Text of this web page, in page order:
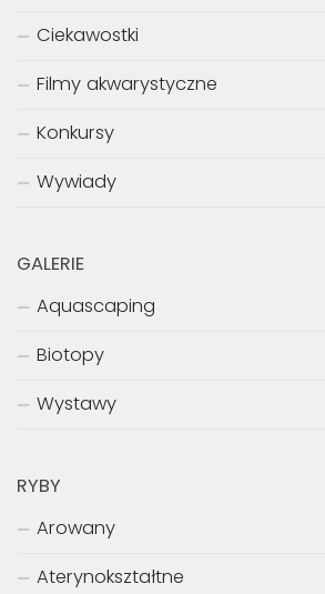
Ciekawostki
Filmy akwarystyczne
Konkursy
Wywiady
GALERIE
Aquascaping
Biotopy
Wystawy
RYBY
Arowany
Aterynokształtne